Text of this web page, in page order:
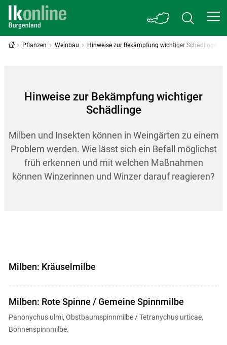
Pflanzen Weinbau Hinweise zur Bekämpfung wichtiger Schädlinge
Hinweise zur Bekämpfung wichtiger
Schädlinge
Milben und Insekten können in Weingärten zu einem
Problem werden. Wie lässt sich ein Befall möglichst
früh erkennen und mit welchen Maßnahmen
können Winzerinnen und Winzer darauf reagieren?
Milben: Kräuselmilbe
Milben: Rote Spinne / Gemeine Spinnmilbe
Panonychus ulmi, Obstbaumspinnmilbe / Tetranychus urticae,
Bohnenspinnmilbe.